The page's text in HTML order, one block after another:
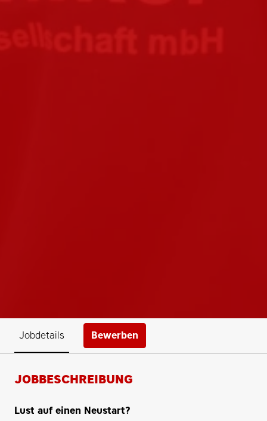
Jobdetails Bewerben
JOBBESCHREIBUNG
Lust auf einen Neustart?